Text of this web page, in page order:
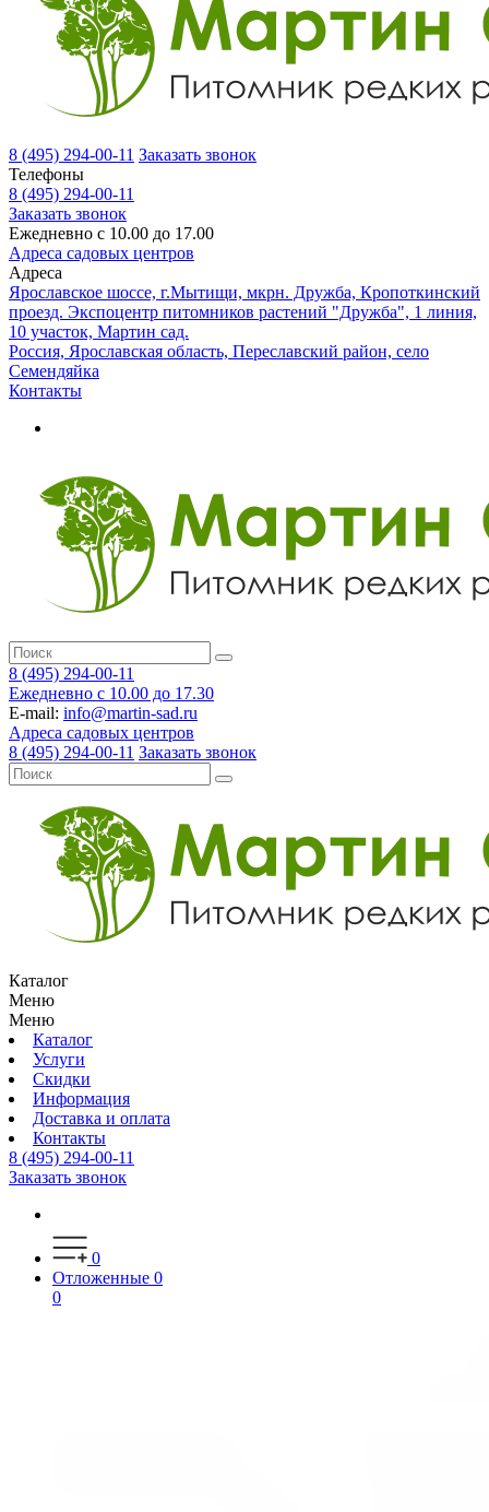
8 (495) 294-00-11 Заказать звонок
Телефоны
8 (495) 294-00-11
Заказать звонок
Ежедневно с 10.00 до 17.00
Адреса садовых центров
Адреса
Ярославское шоссе, г.Мытищи, мкрн. Дружба, Кропоткинский
проезд. Экспоцентр питомников растений "Дружба", 1 линия,
10 участок, Мартин сад.
Россия, Ярославская область, Переславский район, село
Семендяйка
Контакты
8 (495) 294-00-11
Ежедневно с 10.00 до 17.30
E-mail: info@martin-sad.ru
Адреса садовых центров
8 (495) 294-00-11 Заказать звонок
Каталог
Меню
Меню
Каталог
Услуги
Скидки
Информация
Доставка и оплата
Контакты
8 (495) 294-00-11
Заказать звонок
0
Отложенные 0
0